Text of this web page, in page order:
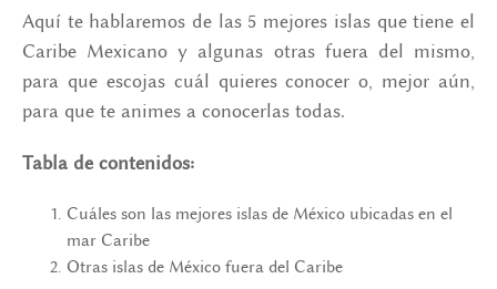
Aquí te hablaremos de las 5 mejores islas que tiene el
Caribe Mexicano y algunas otras fuera del mismo,
para que escojas cuál quieres conocer o, mejor aún,
para que te animes a conocerlas todas.
Tabla de contenidos:
Cuáles son las mejores islas de México ubicadas en el
mar Caribe
Otras islas de México fuera del Caribe